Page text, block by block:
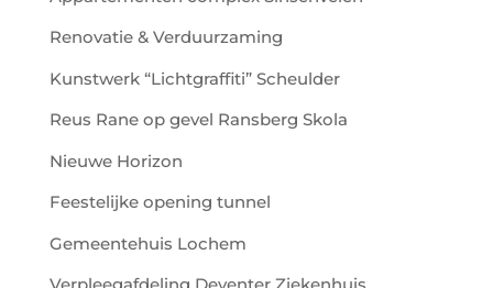
Renovatie & Verduurzaming
Kunstwerk “Lichtgraffiti” Scheulder
Reus Rane op gevel Ransberg Skola
Nieuwe Horizon
Feestelijke opening tunnel
Gemeentehuis Lochem